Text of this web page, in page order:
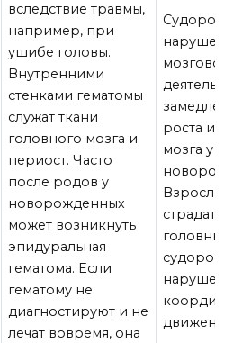
вследствие травмы,
например, при
ушибе головы.
Внутренними
стенками гематомы
служат ткани
головного мозга и
периост. Часто
после родов у
новорожденных
может возникнуть
эпидуральная
гематома. Если
гематому не
диагностируют и не
лечат вовремя, она
мозговой
роста и
мозга у
Взрослые
страдать
судорог и